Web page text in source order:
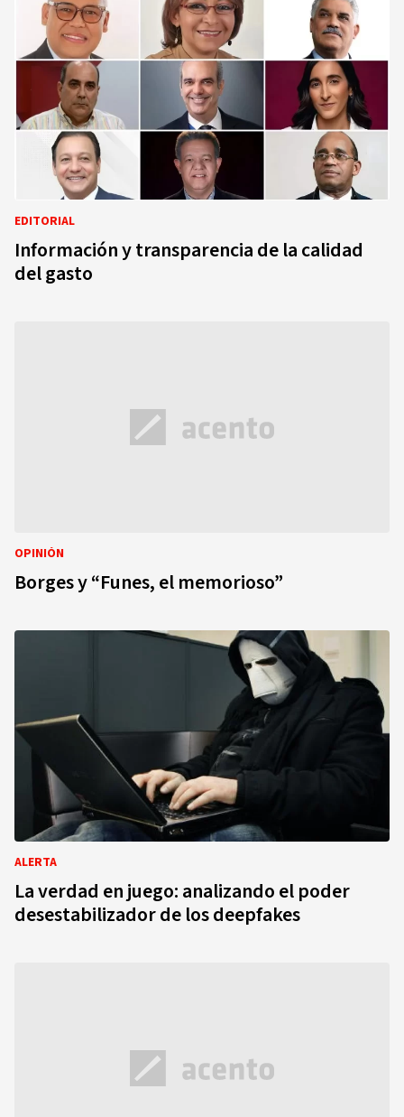
EDITORIAL
Información y transparencia de la calidad
del gasto
OPINIÓN
Borges y “Funes, el memorioso”
ALERTA
La verdad en juego: analizando el poder
desestabilizador de los deepfakes